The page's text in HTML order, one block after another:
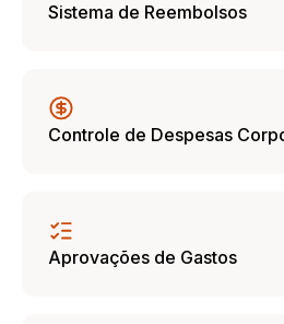
Sistema de Reembolsos
Controle de Despesas
Aprovações de Gastos